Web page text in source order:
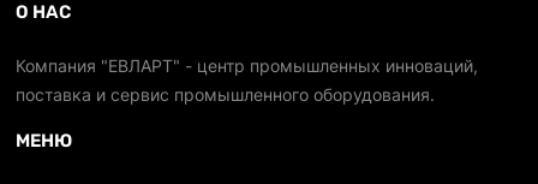
О НАС
Компания "ЕВЛАРТ" - центр промышленных инноваций,
поставка и сервис промышленного оборудования.
МЕНЮ